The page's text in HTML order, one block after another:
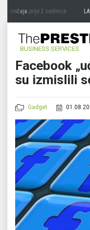
zavičajaprije 2 sedmice
BUSINESS SERVICES
Facebook
su izmislili
Gadget